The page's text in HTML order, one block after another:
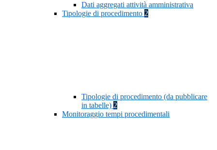
Dati aggregati attività amministrativa
Tipologie di procedimento 2
Tipologie di procedimento (da pubblicare
in tabelle) 2
Monitoraggio tempi procedimentali